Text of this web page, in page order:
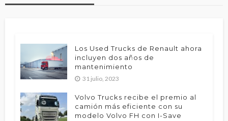
Los Used Trucks de Renault ahora
incluyen dos años de
mantenimiento
31 julio, 2023
Volvo Trucks recibe el premio al
camión más eficiente con su
modelo Volvo FH con I-Save